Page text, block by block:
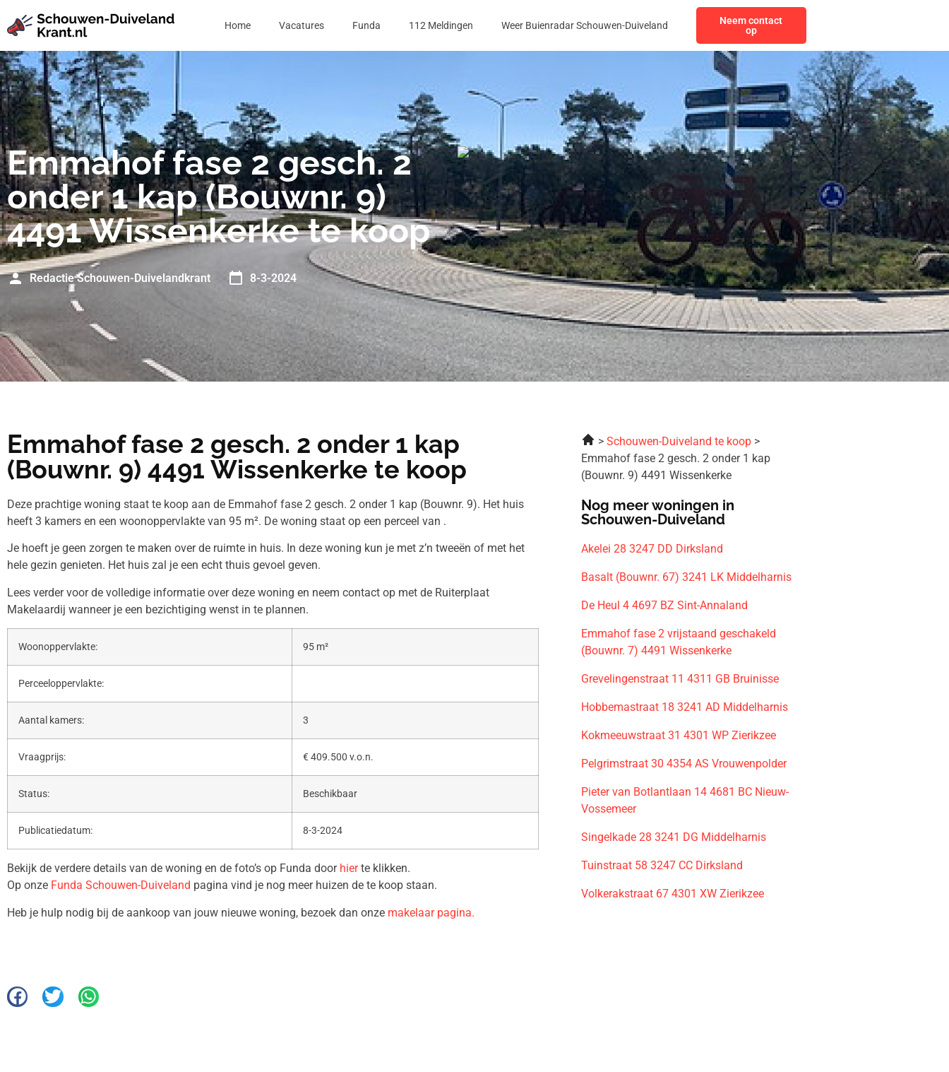
Home Vacatures Funda 112 Meldingen Weer Buienradar Schouwen-Duiveland
Neem contact
op
Emmahof fase 2 gesch. 2
onder 1 kap (Bouwnr. 9)
4491 Wissenkerke te koop
Redactie Schouwen-Duivelandkrant 8-3-2024
Emmahof fase 2 gesch. 2 onder 1 kap
(Bouwnr. 9) 4491 Wissenkerke te koop
Deze prachtige woning staat te koop aan de Emmahof fase 2 gesch. 2 onder 1 kap (Bouwnr. 9). Het huis
heeft 3 kamers en een woonoppervlakte van 95 m². De woning staat op een perceel van .
Je hoeft je geen zorgen te maken over de ruimte in huis. In deze woning kun je met z’n tweeën of met het
hele gezin genieten. Het huis zal je een echt thuis gevoel geven.
Lees verder voor de volledige informatie over deze woning en neem contact op met de Ruiterplaat
Makelaardij wanneer je een bezichtiging wenst in te plannen.
Woonoppervlakte: 95 m²
Perceeloppervlakte:
Aantal kamers: 3
Vraagprijs: € 409.500 v.o.n.
Status: Beschikbaar
Publicatiedatum: 8-3-2024
Bekijk de verdere details van de woning en de foto’s op Funda door hierte klikken.
Op onze Funda Schouwen-Duiveland pagina vind je nog meer huizen de te koop staan.
Heb je hulp nodig bij de aankoop van jouw nieuwe woning, bezoek dan onze makelaar pagina.
Schouwen-Duiveland te koop
Emmahof fase 2 gesch. 2 onder 1 kap
(Bouwnr. 9) 4491 Wissenkerke
Nog meer woningen in
Schouwen-Duiveland
Akelei 28 3247 DD Dirksland
Basalt (Bouwnr. 67) 3241 LK Middelharnis
De Heul 4 4697 BZ Sint-Annaland
Emmahof fase 2 vrijstaand geschakeld
(Bouwnr. 7) 4491 Wissenkerke
Grevelingenstraat 11 4311 GB Bruinisse
Hobbemastraat 18 3241 AD Middelharnis
Kokmeeuwstraat 31 4301 WP Zierikzee
Pelgrimstraat 30 4354 AS Vrouwenpolder
Pieter van Botlantlaan 14 4681 BC Nieuw-
Vossemeer
Singelkade 28 3241 DG Middelharnis
Tuinstraat 58 3247 CC Dirksland
Volkerakstraat 67 4301 XW Zierikzee